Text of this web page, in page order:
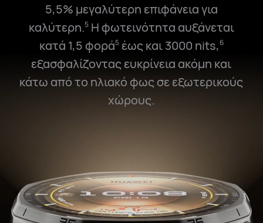
5,5% μεγαλύτερη επιφάνεια για
καλύτερη.5Η φωτεινότητα αυξάνεται
κατά 1,5 φορά5έως και 3000 nits,6
εξασφαλίζοντας ευκρίνεια ακόμη και
κάτω από το ηλιακό φως σε εξωτερικούς
χώρους.